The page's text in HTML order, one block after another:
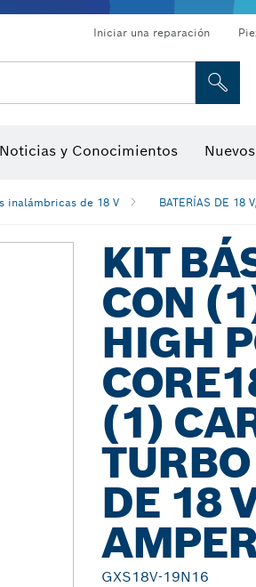
Iniciar una reparación
Noticias y Conocimientos
inalámbricas de 18 V BATERÍAS DE 18
KIT
CON
HIGH
(1)
DE 18
GXS18V-19N16